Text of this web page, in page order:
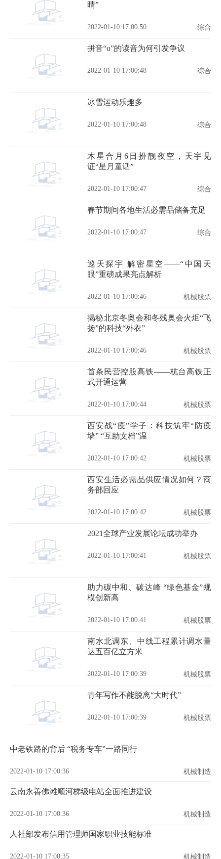
睛”
2022-01-10 17:00:50 综合
拼音“o”的读音为何引发争议
2022-01-10 17:00:48 综合
冰雪运动乐趣多
2022-01-10 17:00:48 综合
木星合月6日扮靓夜空，天宇见
证“星月童话”
2022-01-10 17:00:47 综合
春节期间各地生活必需品储备充足
2022-01-10 17:00:47 综合
巡天探宇 解密星空——“中国天
眼”重磅成果亮点解析
2022-01-10 17:00:46 机械股票
揭秘北京冬奥会和冬残奥会火炬“飞
扬”的科技“外衣”
2022-01-10 17:00:46 机械股票
首条民营控股高铁——杭台高铁正
式开通运营
2022-01-10 17:00:44 机械股票
西安战“疫”学子：科技筑牢“防疫
墙” “互助文档”温
2022-01-10 17:00:42 机械股票
西安生活必需品供应情况如何？商
务部回应
2022-01-10 17:00:42 机械股票
2021全球产业发展论坛成功举办
2022-01-10 17:00:41 机械股票
助力碳中和、碳达峰 “绿色基金”规
模创新高
2022-01-10 17:00:41 机械股票
南水北调东、中线工程累计调水量
达五百亿立方米
2022-01-10 17:00:39 机械股票
青年写作不能脱离“大时代”
2022-01-10 17:00:39 机械股票
中老铁路的背后 “税务专车”一路同行
2022-01-10 17:00:36 机械制造
云南永善佛滩顺河梯级电站全面推进建设
2022-01-10 17:00:36 机械制造
人社部发布信用管理师国家职业技能标准
2022-01-10 17:00:35 机械制造